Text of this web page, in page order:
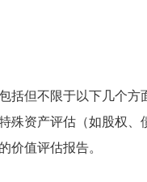
括但不限于以下几个
殊资产评估（如股权
价值评估报告。